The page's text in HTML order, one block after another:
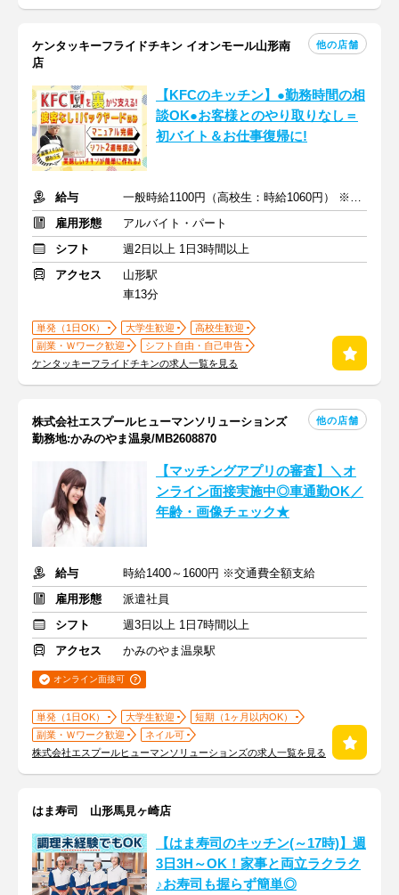
ケンタッキーフライドチキン イオンモール山形南
店
他の店舗
【KFCのキッチン】●勤務時間の相
談OK●お客様とのやり取りなし＝
初バイト＆お仕事復帰に!
給与
一般時給1100円（高校生：時給1060円） ※土日時給＋50円
雇用形態
アルバイト・パート
シフト
週2日以上 1日3時間以上
アクセス
山形駅
車13分
単発（1日OK） 大学生歓迎
高校生歓迎
副業・Ｗワーク歓迎
シフト自由・自己申告
ケンタッキーフライドチキンの求人一覧を見る
株式会社エスプールヒューマンソリューションズ
勤務地:かみのやま温泉/MB2608870
他の店舗
【マッチングアプリの審査】＼オ
ンライン面接実施中◎車通勤OK／
年齢・画像チェック★
給与
時給1400～1600円 ※交通費全額支給
雇用形態
派遣社員
シフト
週3日以上 1日7時間以上
アクセス
かみのやま温泉駅
オンライン面接可
単発（1日OK） 大学生歓迎
短期（1ヶ月以内OK）
副業・Ｗワーク歓迎
ネイル可
株式会社エスプールヒューマンソリューションズの求人一覧を見る
はま寿司 山形馬見ヶ崎店
【はま寿司のキッチン(～17時)】週
3日3H～OK！家事と両立ラクラク
♪お寿司も握らず簡単◎